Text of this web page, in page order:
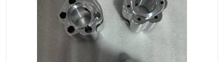
家具零配件加工 数控精密机加工
机床零件加工
数控机床加工